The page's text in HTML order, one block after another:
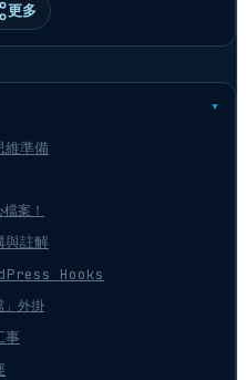
更多
維準備
案！
與註解
Hooks
」外掛
事